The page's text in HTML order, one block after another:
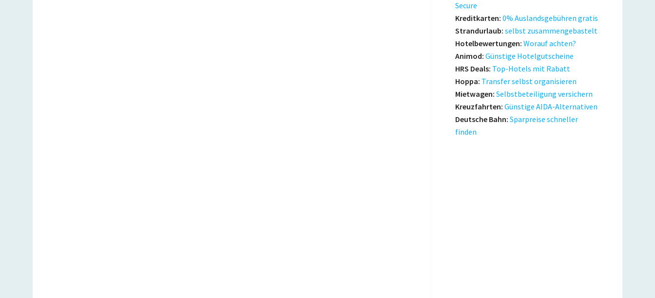
Secure
Kreditkarten: 0% Auslandsgebühren gratis
Strandurlaub: selbst zusammengebastelt
Hotelbewertungen: Worauf achten?
Animod: Günstige Hotelgutscheine
HRS Deals: Top-Hotels mit Rabatt
Hoppa: Transfer selbst organisieren
Mietwagen: Selbstbeteiligung versichern
Kreuzfahrten: Günstige AIDA-Alternativen
Deutsche Bahn: Sparpreise schneller
finden